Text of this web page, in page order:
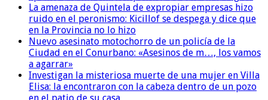
La amenaza de Quintela de expropiar empresas hizo
ruido en el peronismo: Kicillof se despega y dice que
en la Provincia no lo hizo
Nuevo asesinato motochorro de un policía de la
Ciudad en el Conurbano: «Asesinos de m…, los vamos
a agarrar»
Investigan la misteriosa muerte de una mujer en Villa
Elisa: la encontraron con la cabeza dentro de un pozo